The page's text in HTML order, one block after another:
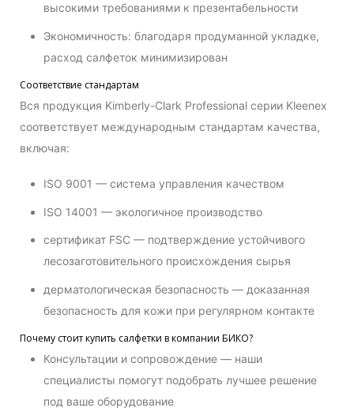
высокими требованиями к презентабельности
Экономичность: благодаря продуманной укладке,
расход салфеток минимизирован
Соответствие стандартам
Вся продукция Kimberly-Clark Professional серии Kleenex
соответствует международным стандартам качества,
включая:
ISO 9001 — система управления качеством
ISO 14001 — экологичное производство
сертификат FSC — подтверждение устойчивого
лесозаготовительного происхождения сырья
дерматологическая безопасность — доказанная
безопасность для кожи при регулярном контакте
Почему стоит купить салфетки в компании БИКО?
Консультации и сопровождение — наши
специалисты помогут подобрать лучшее решение
под ваше оборудование